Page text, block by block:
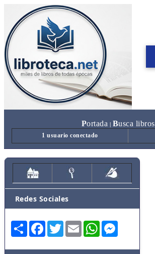
Portada Busca libros
1 usuario conectado
Redes Sociales
Share FacebookTwitterEmail WhatsApp